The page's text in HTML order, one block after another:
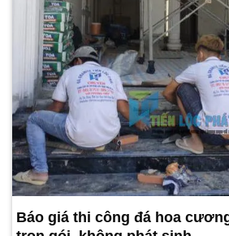
Báo giá thi công đá hoa